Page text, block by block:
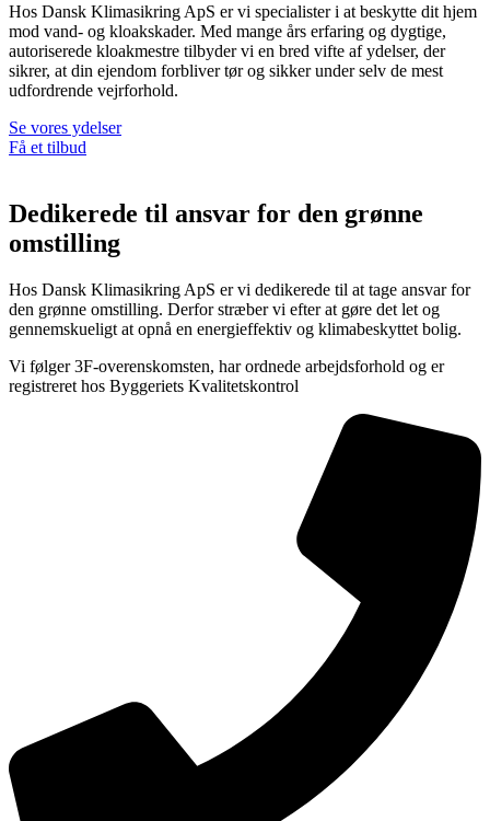
Hos Dansk Klimasikring ApS er vi specialister i at beskytte dit hjem
mod vand- og kloakskader. Med mange års erfaring og dygtige,
autoriserede kloakmestre tilbyder vi en bred vifte af ydelser, der
sikrer, at din ejendom forbliver tør og sikker under selv de mest
udfordrende vejrforhold.
Se vores ydelser
Få et tilbud
Dedikerede til ansvar for den grønne
omstilling
Hos Dansk Klimasikring ApS er vi dedikerede til at tage ansvar for
den grønne omstilling. Derfor stræber vi efter at gøre det let og
gennemskueligt at opnå en energieffektiv og klimabeskyttet bolig.
Vi følger 3F-overenskomsten, har ordnede arbejdsforhold og er
registreret hos Byggeriets Kvalitetskontrol